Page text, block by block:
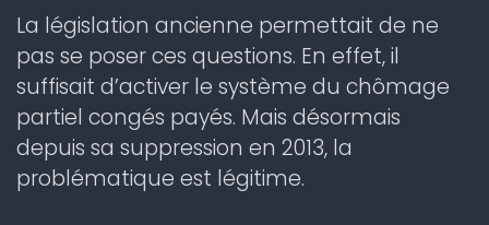
La législation ancienne permettait de ne
pas se poser ces questions. En effet, il
suffisait d’activer le système du chômage
partiel congés payés. Mais désormais
depuis sa suppression en 2013, la
problématique est légitime.